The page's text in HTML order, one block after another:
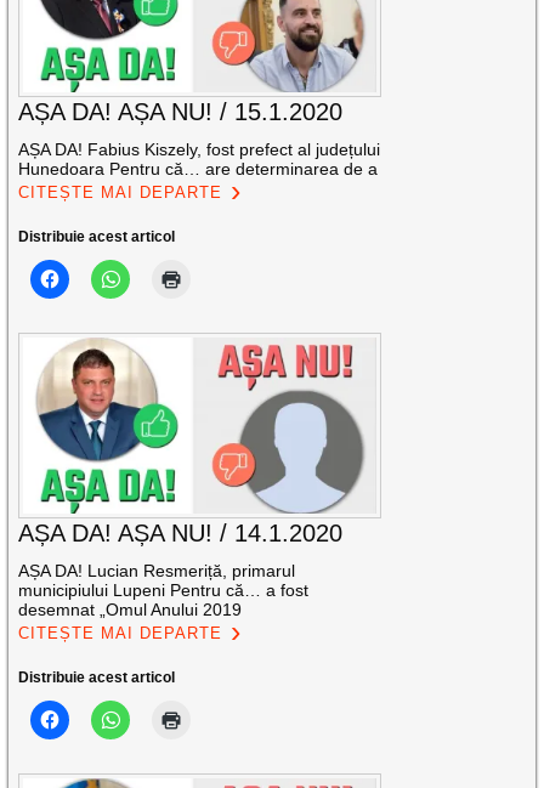
AȘA DA! AȘA NU! / 15.1.2020
AȘA DA! Fabius Kiszely, fost prefect al județului
Hunedoara Pentru că… are determinarea de a
CITEȘTE MAI DEPARTE
Distribuie acest articol
AȘA DA! AȘA NU! / 14.1.2020
AȘA DA! Lucian Resmeriță, primarul
municipiului Lupeni Pentru că… a fost
desemnat „Omul Anului 2019
CITEȘTE MAI DEPARTE
Distribuie acest articol